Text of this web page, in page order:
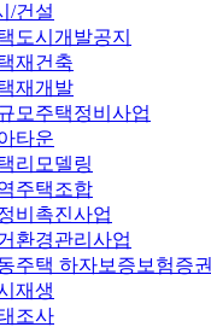
/건설
도시개발공지
재건축
재개발
모주택정비사업
타운
리모델링
주택조합
비촉진사업
환경관리사업
주택 하자보증보험증권
재생
조사